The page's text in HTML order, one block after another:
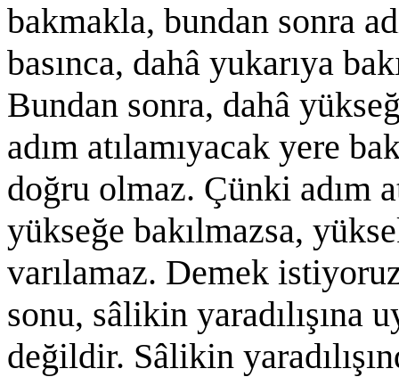
bakmakla, bundan sonra
basınca, dahâ yukarıya
Bundan sonra, dahâ
adım atılamıyacak yere
doğru olmaz. Çünki adım
yükseğe bakılmazsa,
varılamaz. Demek
sonu, sâlikin yaradılışına
değildir. Sâlikin